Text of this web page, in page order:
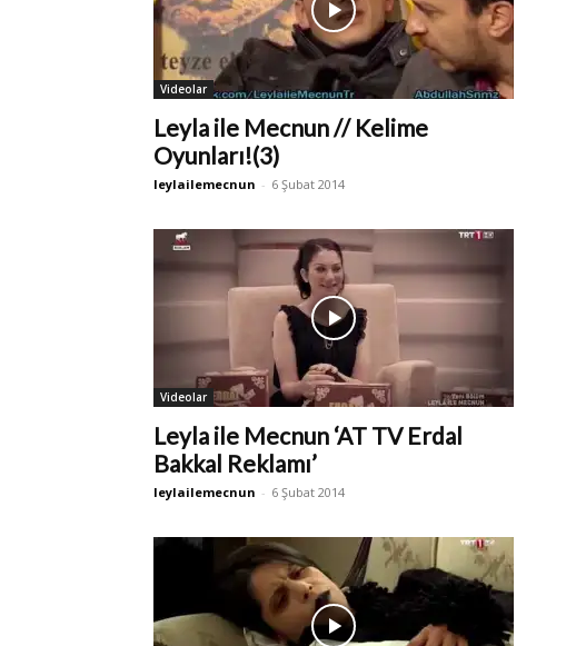
Videolar
Leyla ile Mecnun // Kelime
Oyunları!(3)
leylailemecnun - 6 Şubat 2014
Videolar
Leyla ile Mecnun ‘AT TV Erdal
Bakkal Reklamı’
leylailemecnun - 6 Şubat 2014